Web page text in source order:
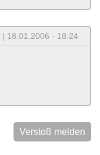
| 18.01.2006 - 18:24
Verstoß melden